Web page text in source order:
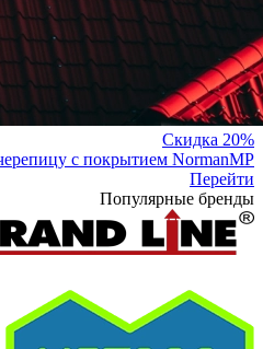
Скидка 20%
с покрытием NormanMP
Перейти
Популярные бренды